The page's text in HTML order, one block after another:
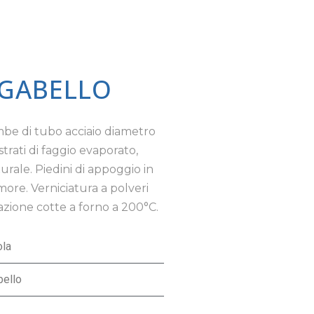
di tubo acciaio diametro
di faggio evaporato,
Piedini di appoggio in
Verniciatura a polveri
cotte a forno a 200°C.